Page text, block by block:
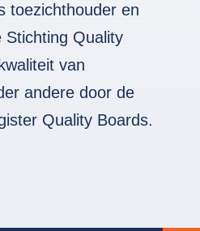
toezichthouder en
Stichting Quality
van
andere door de
Quality Boards.